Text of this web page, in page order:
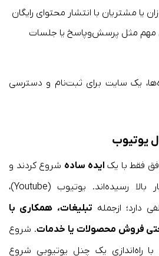
یا مشتریان با انتشار محتوای رایگان
مثل پرسش‌وپاسخ یا جلسات
یک سایت برای ثبت‌نام و دسترسی
فقط با یک ایده ساده شروع کردند و
حالا به درآمدهای بسیار بالا رسیده‌اند. یوتیوب (Youtube)،
دارد؛ ازجمله تبلیغات، همکاری با
حتی فروش محصولات یا خدمات. شروع
راه‌اندازی یک چنل یوتیوبی شروع